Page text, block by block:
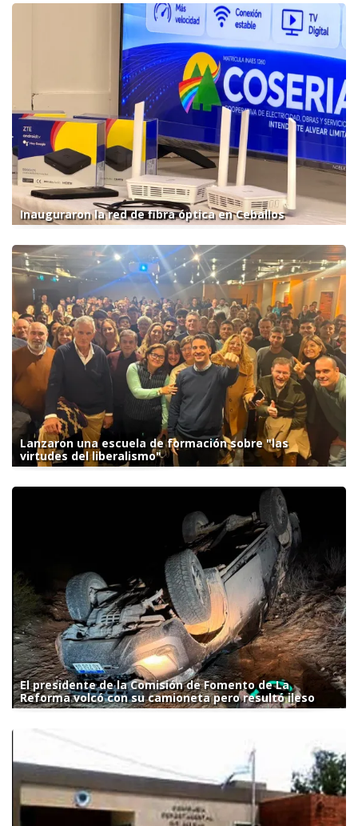
Inauguraron la red de fibra óptica en Ceballos
Lanzaron una escuela de formación sobre "las
virtudes del liberalismo"
El presidente de la Comisión de Fomento de La
Reforma volcó con su camioneta pero resultó ileso